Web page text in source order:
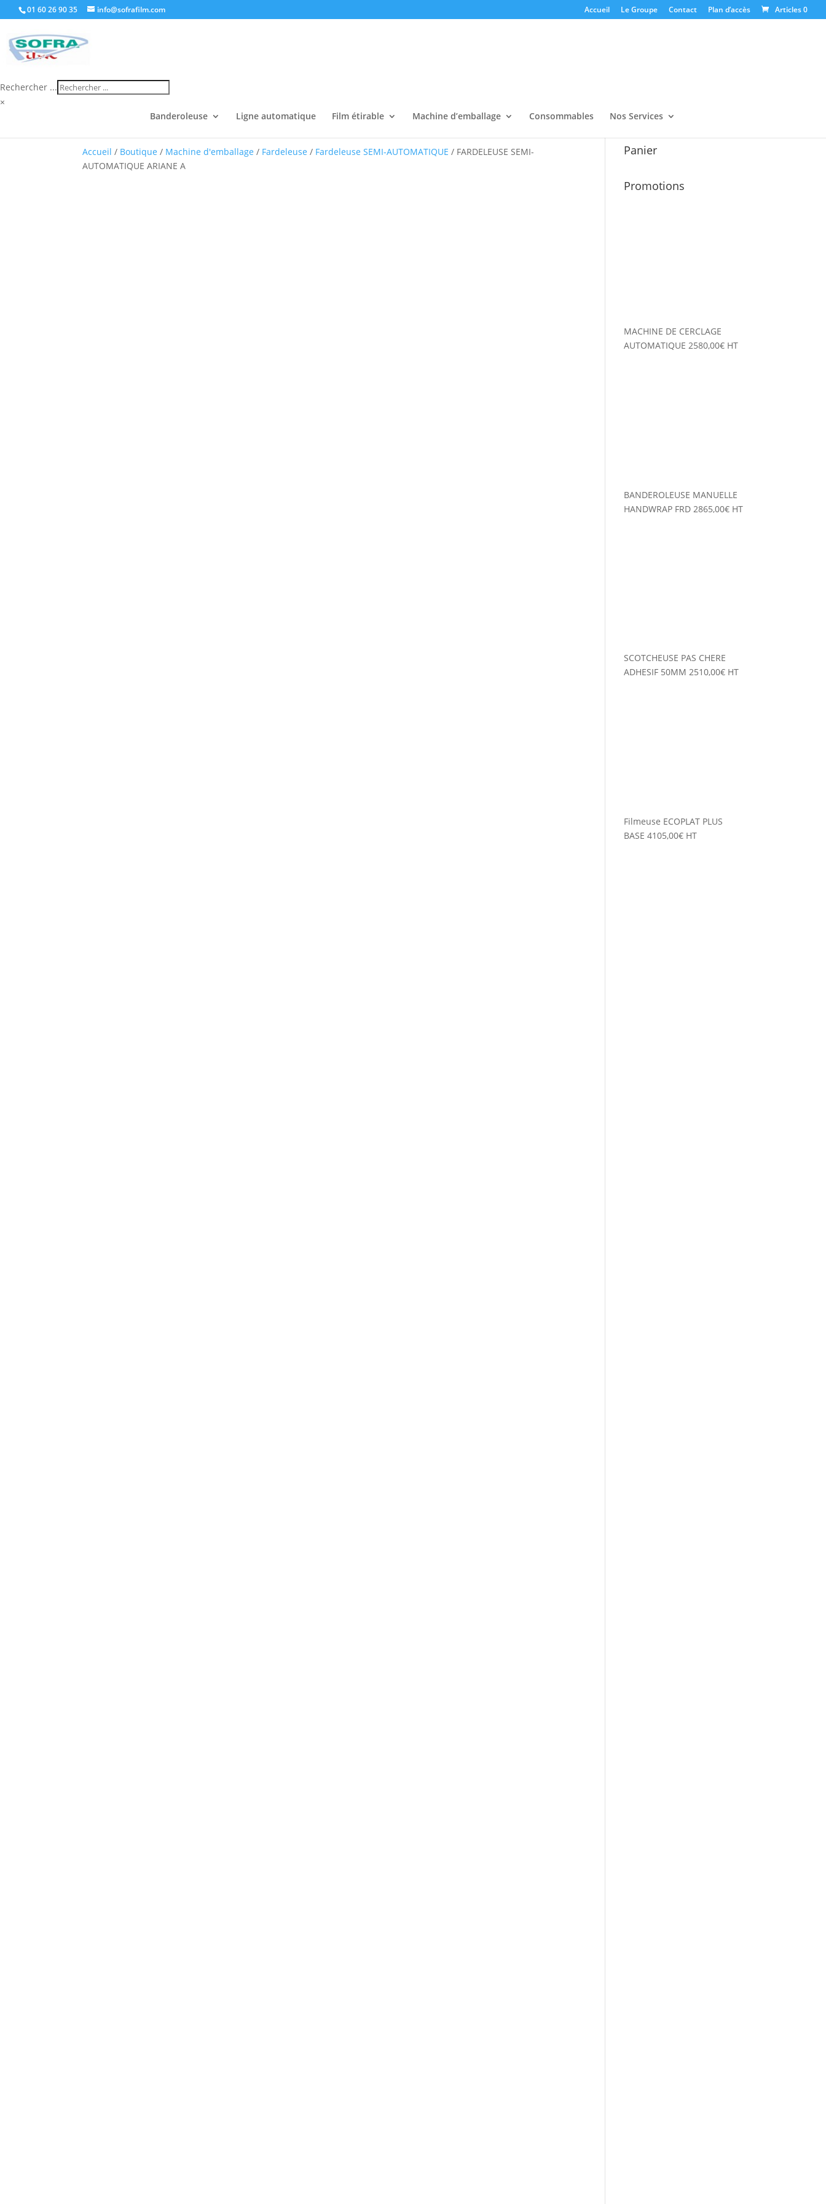
01 60 26 90 35 info@sofrafilm.com Accueil Le Groupe Contact Plan d’accès Articles 0
Rechercher ...
×
Banderoleuse
Ligne automatique Film étirable Machine d’emballage Consommables Nos Services
Accueil / Boutique / Machine d'emballage / Fardeleuse / Fardeleuse SEMI-AUTOMATIQUE / FARDELEUSE SEMI-
AUTOMATIQUE ARIANE A
Panier
Promotions
MACHINE DE CERCLAGE
AUTOMATIQUE 2580,00€ HT
BANDEROLEUSE MANUELLE
HANDWRAP FRD 2865,00€ HT
SCOTCHEUSE PAS CHERE
ADHESIF 50MM 2510,00€ HT
Filmeuse ECOPLAT PLUS
BASE 4105,00€ HT